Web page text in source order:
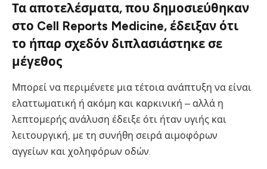
Τα αποτελέσματα, που δημοσιεύθηκαν
στο Cell Reports Medicine, έδειξαν ότι
το ήπαρ σχεδόν διπλασιάστηκε σε
μέγεθος
Μπορεί να περιμένετε μια τέτοια ανάπτυξη να είναι
ελαττωματική ή ακόμη και καρκινική – αλλά η
λεπτομερής ανάλυση έδειξε ότι ήταν υγιής και
λειτουργική, με τη συνήθη σειρά αιμοφόρων
αγγείων και χοληφόρων οδών.